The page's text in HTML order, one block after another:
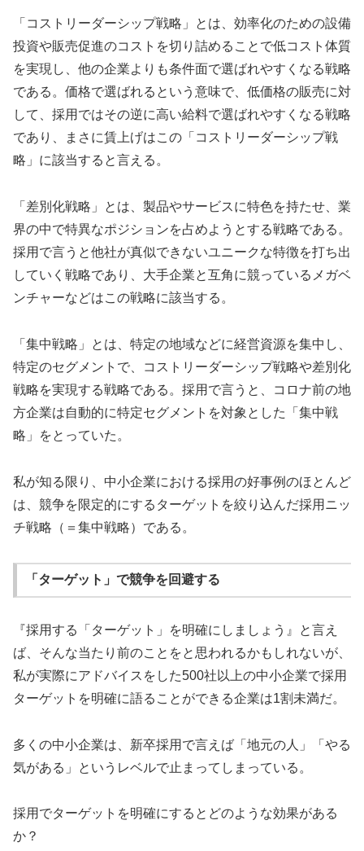
「コストリーダーシップ戦略」とは、効率化のための設備
投資や販売促進のコストを切り詰めることで低コスト体質
を実現し、他の企業よりも条件面で選ばれやすくなる戦略
である。価格で選ばれるという意味で、低価格の販売に対
して、採用ではその逆に高い給料で選ばれやすくなる戦略
であり、まさに賃上げはこの「コストリーダーシップ戦
略」に該当すると言える。
「差別化戦略」とは、製品やサービスに特色を持たせ、業
界の中で特異なポジションを占めようとする戦略である。
採用で言うと他社が真似できないユニークな特徴を打ち出
していく戦略であり、大手企業と互角に競っているメガベ
ンチャーなどはこの戦略に該当する。
「集中戦略」とは、特定の地域などに経営資源を集中し、
特定のセグメントで、コストリーダーシップ戦略や差別化
戦略を実現する戦略である。採用で言うと、コロナ前の地
方企業は自動的に特定セグメントを対象とした「集中戦
略」をとっていた。
私が知る限り、中小企業における採用の好事例のほとんど
は、競争を限定的にするターゲットを絞り込んだ採用ニッ
チ戦略（＝集中戦略）である。
「ターゲット」で競争を回避する
『採用する「ターゲット」を明確にしましょう』と言え
ば、そんな当たり前のことをと思われるかもしれないが、
私が実際にアドバイスをした500社以上の中小企業で採用
ターゲットを明確に語ることができる企業は1割未満だ。
多くの中小企業は、新卒採用で言えば「地元の人」「やる
気がある」というレベルで止まってしまっている。
採用でターゲットを明確にするとどのような効果がある
か？